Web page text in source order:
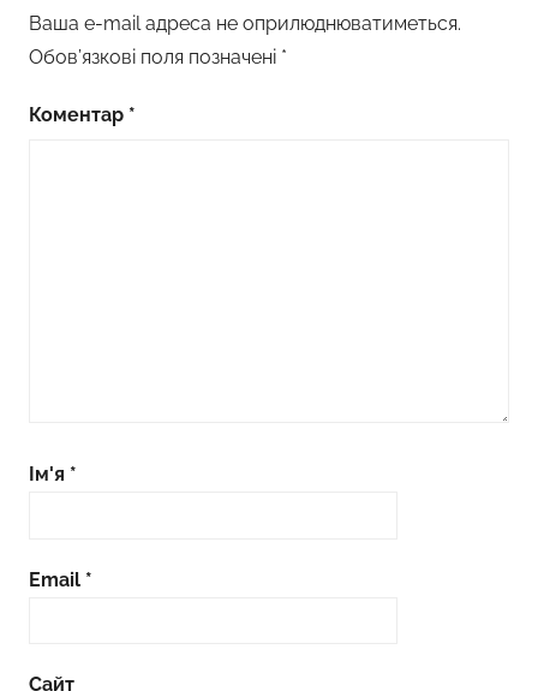
Ваша e-mail адреса не оприлюднюватиметься.
Обов’язкові поля позначені *
Коментар *
Ім'я *
Email *
Сайт